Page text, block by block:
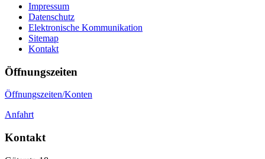
Impressum
Datenschutz
Elektronische Kommunikation
Sitemap
Kontakt
Öffnungszeiten
Öffnungszeiten/Konten
Anfahrt
Kontakt